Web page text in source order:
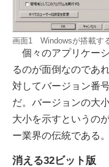
画面1 Windowsが搭載す
個々のアプリケー
るのが面倒なのであ
対してバージョン番
だ。バージョンの大
大小を示すというの
ー業界の伝統である。
消える32ビット版